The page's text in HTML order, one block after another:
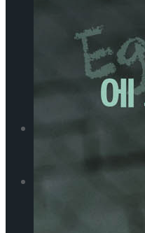
먼저보고왔습니
인터뷰
먼저보고왔습니